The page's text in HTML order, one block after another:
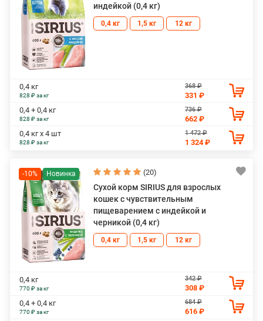
индейкой (0,4 кг)
0,4 кг 1,5 кг 12 кг
0,4 кг
828 ₽ за кг
368 ₽
331 ₽
0,4 + 0,4 кг
828 ₽ за кг
736 ₽
662 ₽
0,4 кг х 4 шт
828 ₽ за кг
1 472 ₽
1 324 ₽
-10% (20)
Сухой корм SIRIUS для взрослых
кошек с чувствительным
пищеварением с индейкой и
черникой (0,4 кг)
0,4 кг 1,5 кг 12 кг
0,4 кг
770 ₽ за кг
342 ₽
308 ₽
0,4 + 0,4 кг
770 ₽ за кг
684 ₽
616 ₽